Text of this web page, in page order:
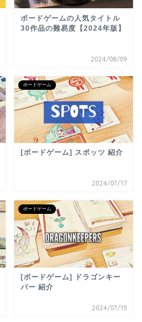
ボードゲームの人気タイトル
30作品の難易度【2024年版】
2024/08/09
ボードゲーム
[ボードゲーム] スポッツ 紹介
2024/07/17
ボードゲーム
[ボードゲーム] ドラゴンキー
パー 紹介
2024/07/15